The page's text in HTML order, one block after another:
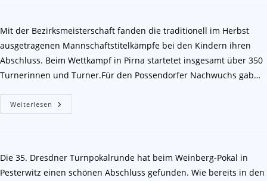
Mit der Bezirksmeisterschaft fanden die traditionell im Herbst
ausgetragenen Mannschaftstitelkämpfe bei den Kindern ihren
Abschluss. Beim Wettkampf in Pirna startetet insgesamt über 350
Turnerinnen und Turner.Für den Possendorfer Nachwuchs gab…
Weiterlesen
Die 35. Dresdner Turnpokalrunde hat beim Weinberg-Pokal in
Pesterwitz einen schönen Abschluss gefunden. Wie bereits in den